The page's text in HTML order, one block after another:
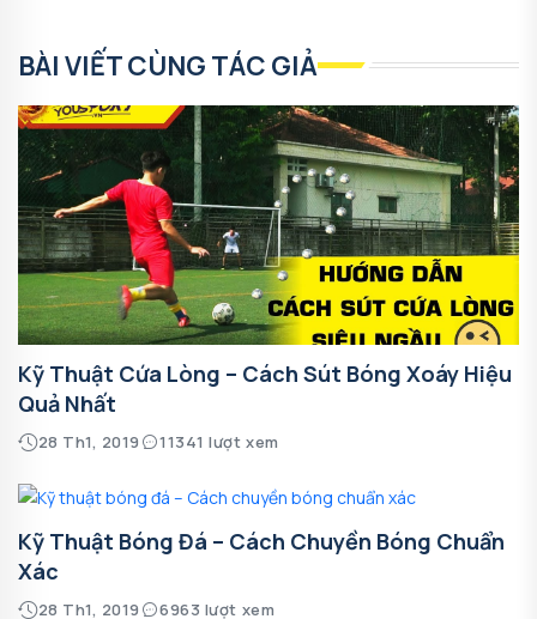
BÀI VIẾT CÙNG TÁC GIẢ
Kỹ Thuật Cứa Lòng – Cách Sút Bóng Xoáy Hiệu
Quả Nhất
28 Th1, 2019 11341 lượt xem
Kỹ Thuật Bóng Đá – Cách Chuyền Bóng Chuẩn
Xác
28 Th1, 2019 6963 lượt xem